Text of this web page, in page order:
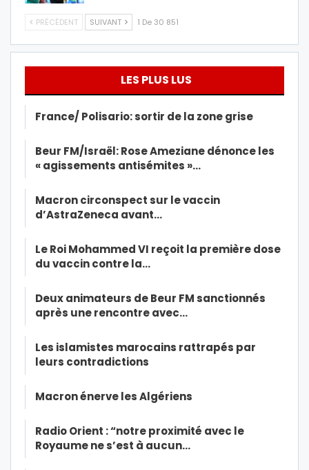
PRÉCÉDENT SUIVANT 1 De 30 851
LES PLUS LUS
France/ Polisario: sortir de la zone grise
Beur FM/Israël: Rose Ameziane dénonce les
« agissements antisémites »…
Macron circonspect sur le vaccin
d’AstraZeneca avant…
Le Roi Mohammed VI reçoit la première dose
du vaccin contre la…
Deux animateurs de Beur FM sanctionnés
après une rencontre avec…
Les islamistes marocains rattrapés par
leurs contradictions
Macron énerve les Algériens
Radio Orient : “notre proximité avec le
Royaume ne s’est à aucun…